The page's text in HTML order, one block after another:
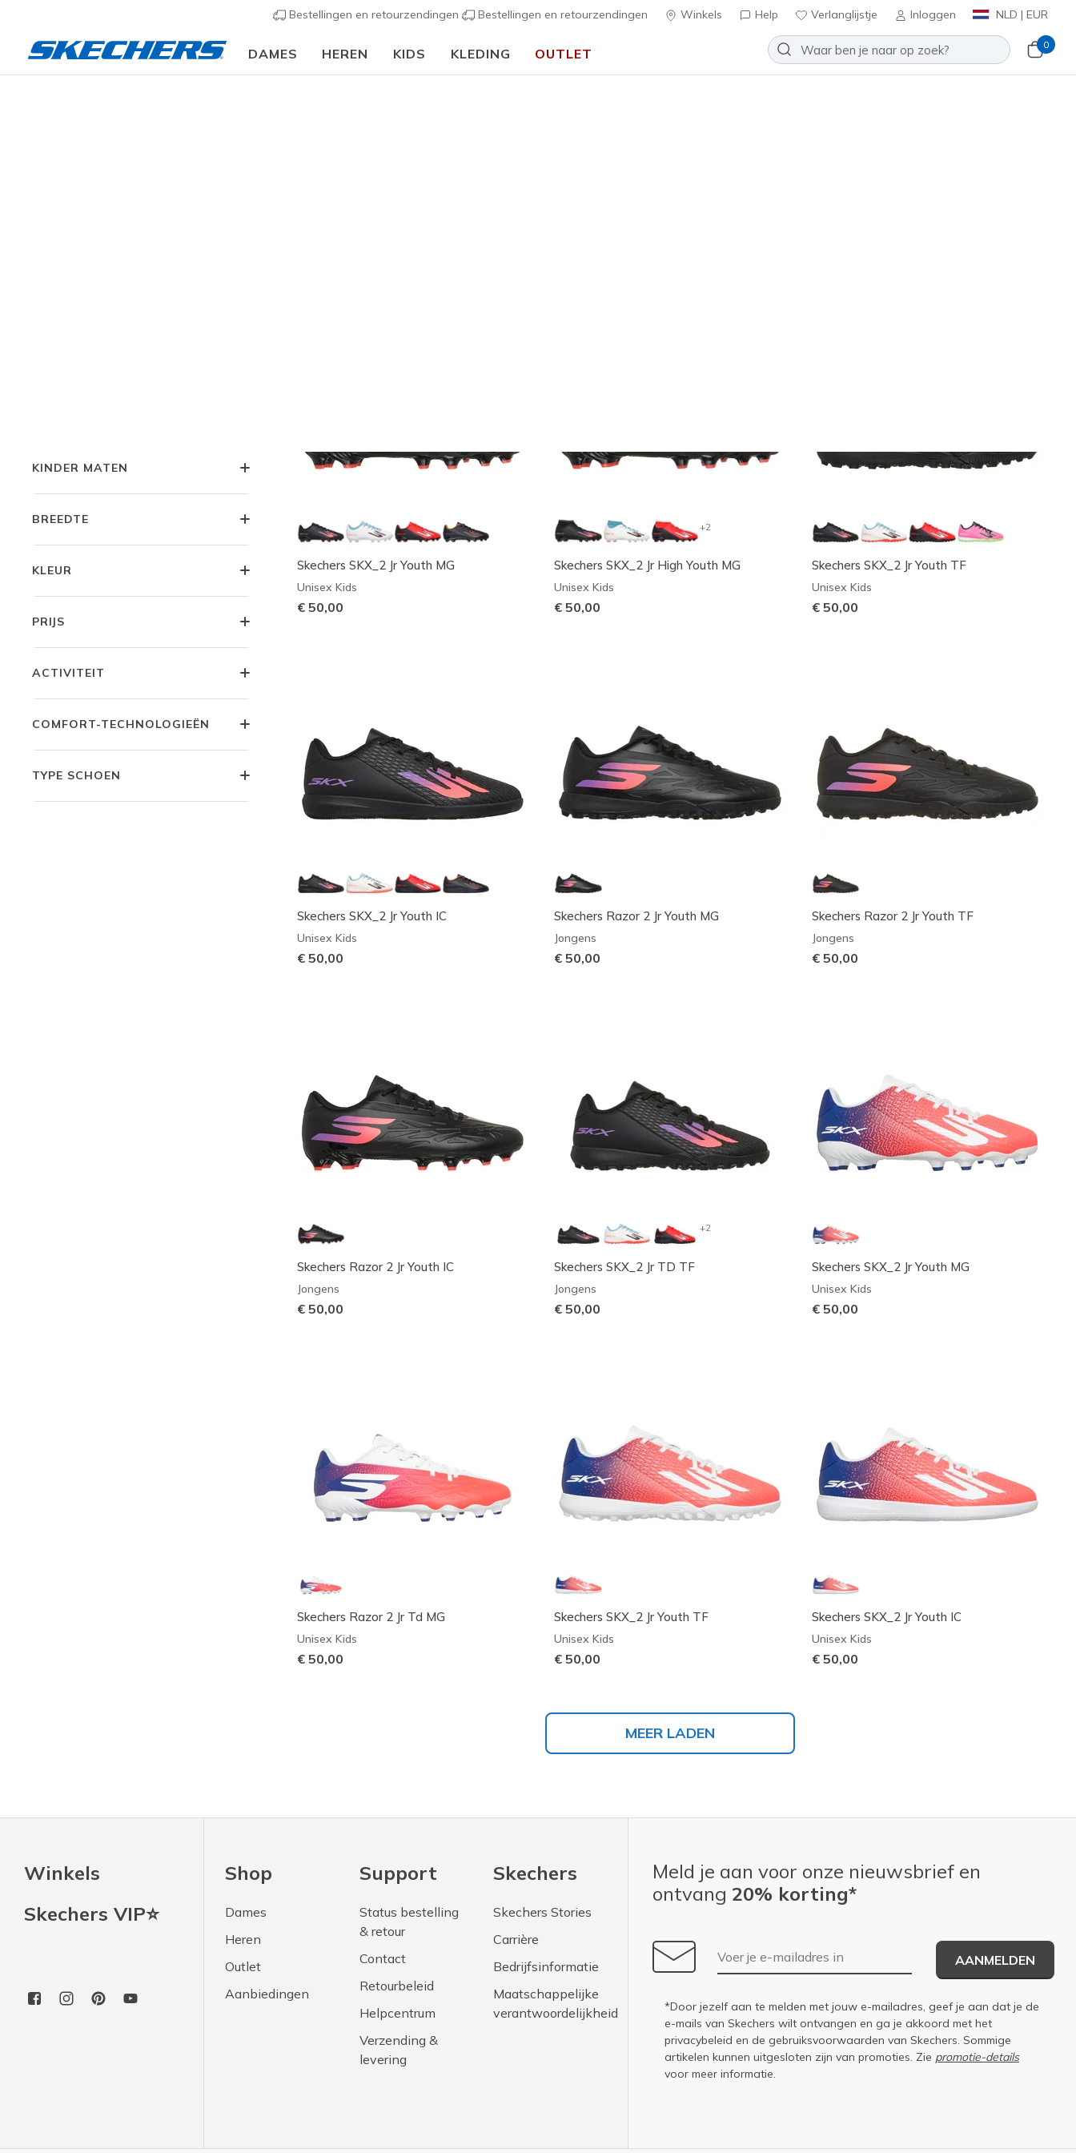
Bestellingen en retourzendingen Bestellingen en retourzendingen Winkels Help Verlanglijstje Inloggen NLD | EUR
DAMES HEREN KIDS KLEDING OUTLET
0
KINDER MATEN
BREEDTE
KLEUR
PRIJS
ACTIVITEIT
COMFORT-TECHNOLOGIEËN
TYPE SCHOEN
Skechers SKX_2 Jr Youth MG
Unisex Kids
€ 50,00
+2
Skechers SKX_2 Jr High Youth MG
Unisex Kids
€ 50,00
Skechers SKX_2 Jr Youth TF
Unisex Kids
€ 50,00
Skechers SKX_2 Jr Youth IC
Unisex Kids
€ 50,00
Skechers Razor 2 Jr Youth MG
Jongens
€ 50,00
Skechers Razor 2 Jr Youth TF
Jongens
€ 50,00
Skechers Razor 2 Jr Youth IC
Jongens
€ 50,00
+2
Skechers SKX_2 Jr TD TF
Jongens
€ 50,00
Skechers SKX_2 Jr Youth MG
Unisex Kids
€ 50,00
Skechers Razor 2 Jr Td MG
Unisex Kids
€ 50,00
Skechers SKX_2 Jr Youth TF
Unisex Kids
€ 50,00
Skechers SKX_2 Jr Youth IC
Unisex Kids
€ 50,00
MEER LADEN
Winkels
Skechers VIP⭐
Shop
Dames
Heren
Outlet
Aanbiedingen
Support
Status bestelling
& retour
Contact
Retourbeleid
Helpcentrum
Verzending &
levering
Skechers
Skechers Stories
Carrière
Bedrijfsinformatie
Maatschappelijke
verantwoordelijkheid
Meld je aan voor onze nieuwsbrief en
ontvang 20% korting*
E-mailadres
AANMELDEN
*Door jezelf aan te melden met jouw e-mailadres, geef je aan dat je de
e-mails van Skechers wilt ontvangen en ga je akkoord met het
privacybeleid en de gebruiksvoorwaarden van Skechers. Sommige
artikelen kunnen uitgesloten zijn van promoties. Zie promotie-details
voor meer informatie.